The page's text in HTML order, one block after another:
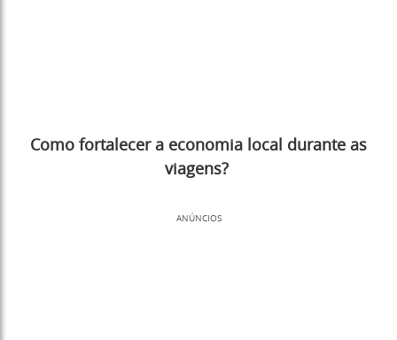
Como fortalecer a economia local durante as
viagens?
ANÚNCIOS